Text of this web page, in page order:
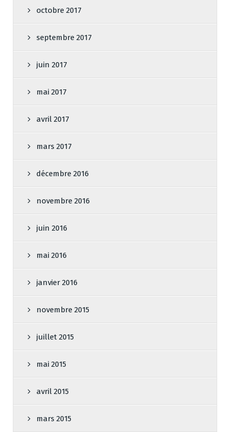
octobre 2017
septembre 2017
juin 2017
mai 2017
avril 2017
mars 2017
décembre 2016
novembre 2016
juin 2016
mai 2016
janvier 2016
novembre 2015
juillet 2015
mai 2015
avril 2015
mars 2015